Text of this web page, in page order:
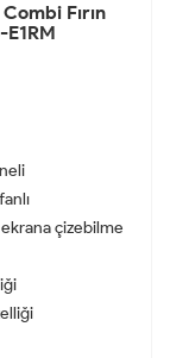
Fırın
çizebilme